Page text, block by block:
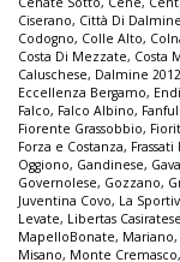
Ciserano, Città Di Dalmine
Codogno, Colle Alto,
Costa Di Mezzate, Costa
Caluschese, Dalmine 2012
Eccellenza Bergamo,
Falco, Falco Albino,
Fiorente Grassobbio,
Forza e Costanza, Frassati
Oggiono, Gandinese,
Governolese, Gozzano,
Juventina Covo, La
Levate, Libertas Casiratese
MapelloBonate, Mariano,
Misano, Monte Cremasco,